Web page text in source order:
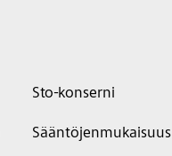
Sto-konserni
Sääntöjenmukaisuus